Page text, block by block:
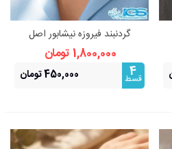
گردنبند فیروزه نیشابور اصل
(بازنجیر استیل)
1,800,000 تومان
4
قسط 450,000 تومان